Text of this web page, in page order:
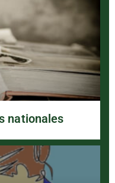
nationales